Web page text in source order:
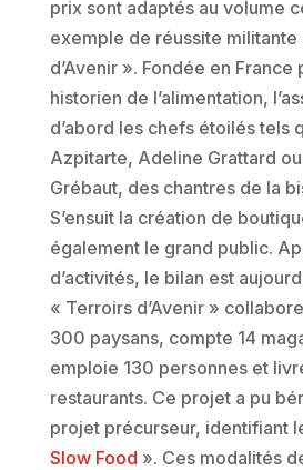
prix sont adaptés au volume
exemple de réussite militante
d’Avenir ». Fondée en France
historien de l’alimentation,
d’abord les chefs étoilés tels
Azpitarte, Adeline Grattard
Grébaut, des chantres de la
S’ensuit la création de
également le grand public.
d’activités, le bilan est
« Terroirs d’Avenir »
300 paysans, compte 14
emploie 130 personnes et
restaurants. Ce projet a pu
projet précurseur, identifiant
Slow Food ». Ces modalités